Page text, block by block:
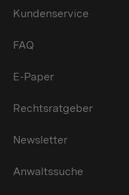
Kundenservice
FAQ
E-Paper
Rechtsratgeber
Newsletter
Anwaltssuche